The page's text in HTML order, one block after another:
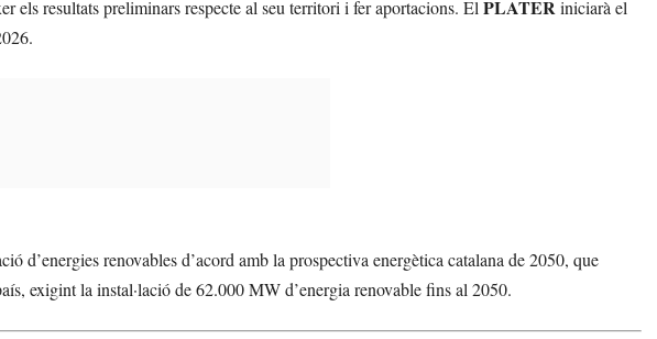
els resultats preliminars respecte al seu territori i fer aportacions. El PLATERiniciarà el
d’energies renovables d’acord amb la prospectiva energètica catalana de 2050, que
exigint la instal·lació de 62.000 MW d’energia renovable fins al 2050.